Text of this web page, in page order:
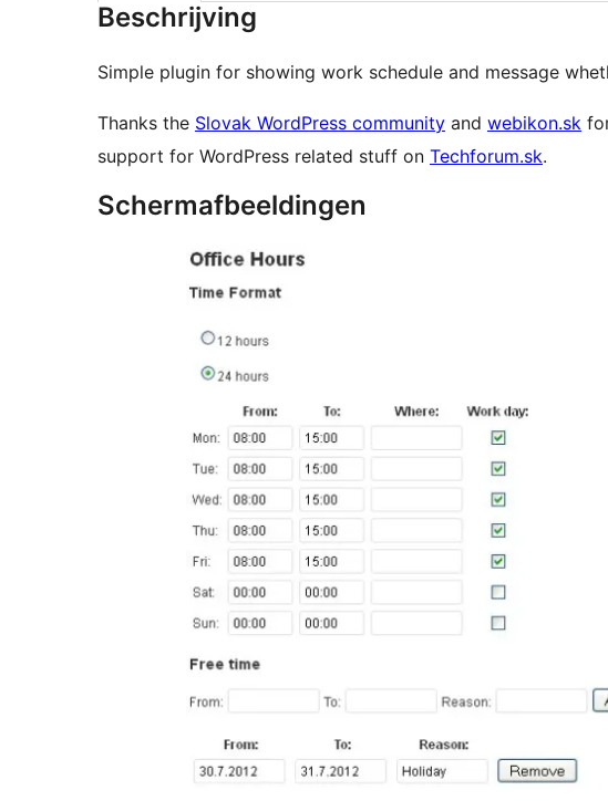
Beschrijving
Simple plugin for showing work schedule and message
Thanks the Slovak WordPress community and webikon.sk
support for WordPress related stuff on Techforum.sk.
Schermafbeeldingen